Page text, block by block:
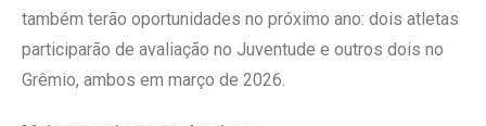
também terão oportunidades no próximo ano: dois atletas
participarão de avaliação no Juventude e outros dois no
Grêmio, ambos em março de 2026.